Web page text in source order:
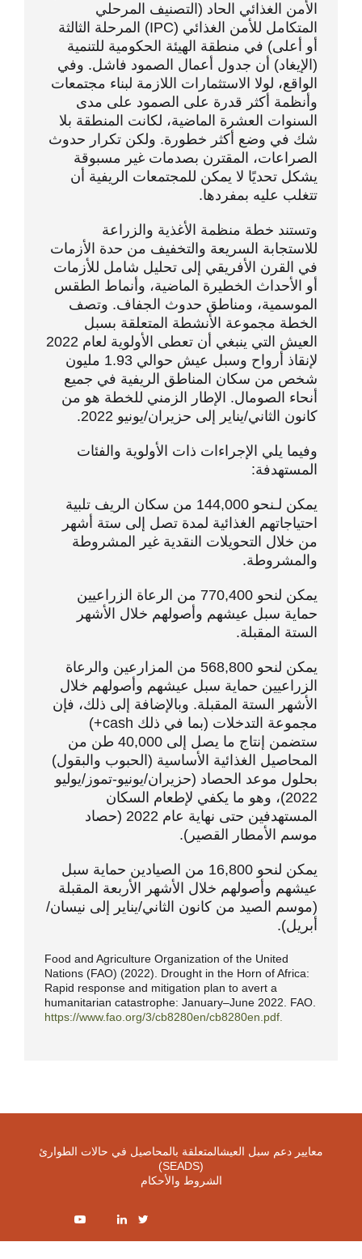
الأمن الغذائي الحاد (التصنيف المرحلي
المتكامل للأمن الغذائي (IPC) المرحلة الثالثة
أو أعلى) في منطقة الهيئة الحكومية للتنمية
(الإيغاد) أن جدول أعمال الصمود فاشل. وفي
الواقع، لولا الاستثمارات اللازمة لبناء مجتمعات
وأنظمة أكثر قدرة على الصمود على مدى
السنوات العشرة الماضية، لكانت المنطقة بلا
شك في وضع أكثر خطورة. ولكن تكرار حدوث
الصراعات، المقترن بصدمات غير مسبوقة
يشكل تحديًا لا يمكن للمجتمعات الريفية أن
تتغلب عليه بمفردها.
وتستند خطة منظمة الأغذية والزراعة
للاستجابة السريعة والتخفيف من حدة الأزمات
في القرن الأفريقي إلى تحليل شامل للأزمات
أو الأحداث الخطيرة الماضية، وأنماط الطقس
الموسمية، ومناطق حدوث الجفاف. وتصف
الخطة مجموعة الأنشطة المتعلقة بسبل
العيش التي ينبغي أن تعطى الأولوية لعام 2022
لإنقاذ أرواح وسبل عيش حوالي 1.93 مليون
شخص من سكان المناطق الريفية في جميع
أنحاء الصومال. الإطار الزمني للخطة هو من
كانون الثاني/يناير إلى حزيران/يونيو 2022.
وفيما يلي الإجراءات ذات الأولوية والفئات
المستهدفة:
يمكن لـنحو 144,000 من سكان الريف تلبية
احتياجاتهم الغذائية لمدة تصل إلى ستة أشهر
من خلال التحويلات النقدية غير المشروطة
والمشروطة.
يمكن لنحو 770,400 من الرعاة الزراعيين
حماية سبل عيشهم وأصولهم خلال الأشهر
الستة المقبلة.
يمكن لنحو 568,800 من المزارعين والرعاة
الزراعيين حماية سبل عيشهم وأصولهم خلال
الأشهر الستة المقبلة. وبالإضافة إلى ذلك، فإن
مجموعة التدخلات (بما في ذلك cash+)
ستضمن إنتاج ما يصل إلى 40,000 طن من
المحاصيل الغذائية الأساسية (الحبوب والبقول)
بحلول موعد الحصاد (حزيران/يونيو-تموز/يوليو
2022)، وهو ما يكفي لإطعام السكان
المستهدفين حتى نهاية عام 2022 (حصاد
موسم الأمطار القصير).
يمكن لنحو 16,800 من الصيادين حماية سبل
عيشهم وأصولهم خلال الأشهر الأربعة المقبلة
(موسم الصيد من كانون الثاني/يناير إلى نيسان/
أبريل).
Food and Agriculture Organization of the United
Nations (FAO) (2022). Drought in the Horn of Africa:
Rapid response and mitigation plan to avert a
humanitarian catastrophe: January–June 2022. FAO.
https://www.fao.org/3/cb8280en/cb8280en.pdf.
معايير دعم سبل العيشالمتعلقة بالمحاصيل في حالات الطوارئ
(SEADS)
الشروط والأحكام